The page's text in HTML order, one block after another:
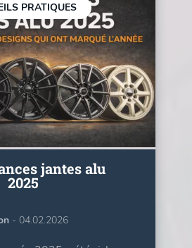
PRATIQUES
jantes alu
2025
- 04.02.2026